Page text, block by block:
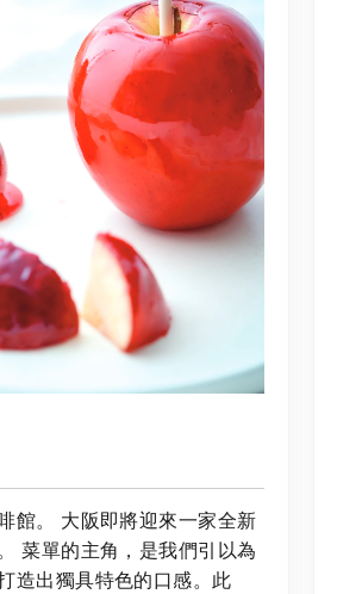
館。 大阪即將迎來一家全新
菜單的主角，是我們引以為
造出獨具特色的口感。此